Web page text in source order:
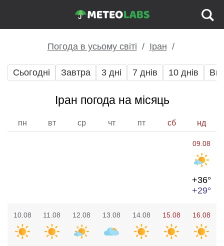
Погода в усьому світі Іран
Сьогодні Завтра 3 дні 7 днів 10 днів
Іран погода на місяць
пн вт ср чт пт сб нд
09.08
+36°
+29°
10.08 11.08 12.08 13.08 14.08 15.08 16.08